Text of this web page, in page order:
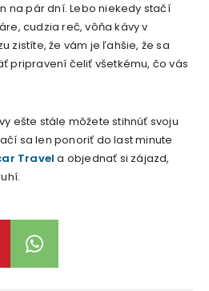
na pár dní. Lebo niekedy stačí
cudzia reč, vôňa kávy v
zistíte, že vám je ľahšie, že sa
pripravení čeliť všetkému, čo vás
ešte stále môžete stihnúť svoju
sa len ponoriť do last minute
Travel a objednať si zájazd,